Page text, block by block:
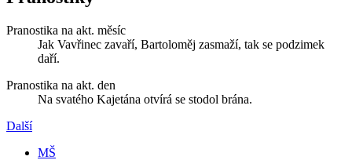
Pranostika na akt. měsíc
Jak Vavřinec zavaří, Bartoloměj zasmaží, tak se podzimek
daří.
Pranostika na akt. den
Na svatého Kajetána otvírá se stodol brána.
Další
MŠ